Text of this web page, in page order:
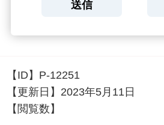
【ID】 P-12251
【更新日】 2023年5月11日
【閲覧数】